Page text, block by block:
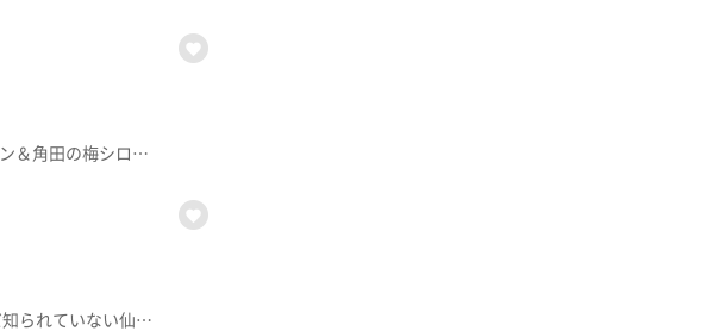
【産地直送の商品を紹介する〝みちコレッ】大郷のジェラート＆南三陸サーモン＆角田の梅シロップを紹介！【本間ちゃん流今日の方言五七五】これであなたも方言の達人！？知って納得、聞いて爆笑！今から使える方言の“ツウ”な言い回しを本間ちゃん流に教えちゃいます。【ナマなキッチン】人気店パティシエ直伝！家庭で作れる本格スイーツ『桃のカルパッチョ仕立て』ムッシュ マスノ アルパジョン4号線岩沼店 チーフパティシエ 岩田大樹【住所】名取市堀内北竹85-6【電話番号】0223-22-0551【営業時間】9:30～19:00 年中無休【美尻王子のロイヤルレッスン】【おパン】【傑作topoぐるめ】※紹介した催事等は終了している場合があります。※紹介した商品等は取り扱いが終了している場合があります。
【宮城を〇っと調査！イチからナユタ】牛タン・ずんだ だけじゃない！？まだ知られていない仙台の新名物を調査！【デパスパ一番のり！】イオンタウン仙台泉大沢から生中継！【ナマなキッチン】『夏野菜と鶏肉の黒酢あん』ホテルメトロポリタン仙台 中国料理 桃李 料理長 金子清治【本間ちゃん流 今日の方言五七五】これであなたも方言の達人！？知って納得、聞いて爆笑！今から使える方言の“ツウ”な言い回しを本間ちゃん流に教えちゃいます。※紹介した催事等は終了している場合があります。※紹介した商品等は取り扱いが終了している場合があります。